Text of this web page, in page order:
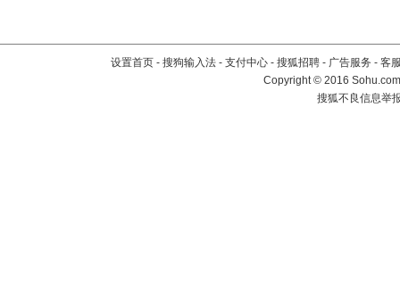
设置首页 - 搜狗输入法 - 支付中心 - 搜狐招聘 - 广告服务 - 客
Copyright©2016
搜狐不良信息举